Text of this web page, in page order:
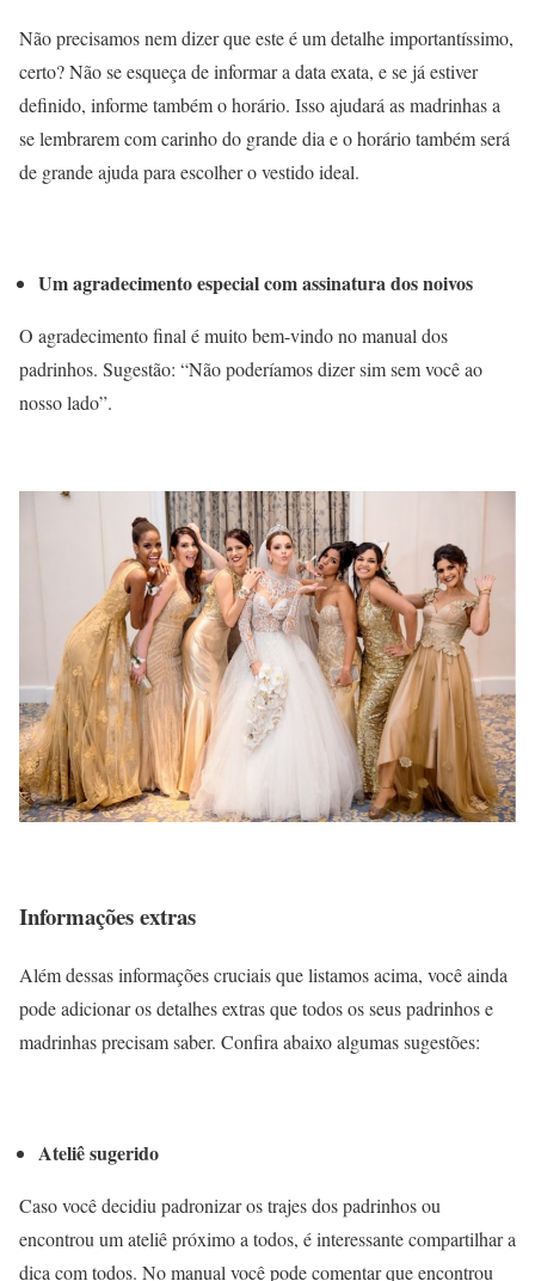
Não precisamos nem dizer que este é um detalhe importantíssimo,
certo? Não se esqueça de informar a data exata, e se já estiver
definido, informe também o horário. Isso ajudará as madrinhas a
se lembrarem com carinho do grande dia e o horário também será
de grande ajuda para escolher o vestido ideal.
Um agradecimento especial com assinatura dos noivos
O agradecimento final é muito bem-vindo no manual dos
padrinhos. Sugestão: “Não poderíamos dizer sim sem você ao
nosso lado”.
Informações extras
Além dessas informações cruciais que listamos acima, você ainda
pode adicionar os detalhes extras que todos os seus padrinhos e
madrinhas precisam saber. Confira abaixo algumas sugestões:
Ateliê sugerido
Caso você decidiu padronizar os trajes dos padrinhos ou
encontrou um ateliê próximo a todos, é interessante compartilhar a
dica com todos. No manual você pode comentar que encontrou